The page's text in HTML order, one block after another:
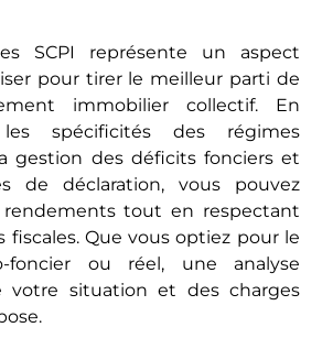
SCPI représente un aspect
pour tirer le meilleur parti de
immobilier collectif. En
spécificités des régimes
gestion des déficits fonciers et
de déclaration, vous pouvez
tout en respectant
fiscales. Que vous optiez pour le
foncier ou réel, une analyse
votre situation et des charges